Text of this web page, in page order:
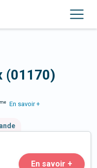
(01170)
En savoir +
En savoir +